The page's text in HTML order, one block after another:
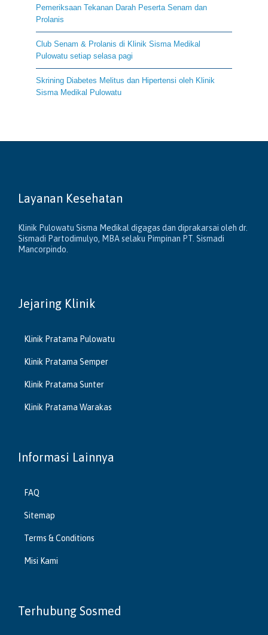
Pemeriksaan Tekanan Darah Peserta Senam dan
Prolanis
Club Senam & Prolanis di Klinik Sisma Medikal
Pulowatu setiap selasa pagi
Skrining Diabetes Melitus dan Hipertensi oleh Klinik
Sisma Medikal Pulowatu
Layanan Kesehatan
Klinik Pulowatu Sisma Medikal digagas dan diprakarsai oleh dr.
Sismadi Partodimulyo, MBA selaku Pimpinan PT. Sismadi
Mancorpindo.
Jejaring Klinik
Klinik Pratama Pulowatu
Klinik Pratama Semper
Klinik Pratama Sunter
Klinik Pratama Warakas
Informasi Lainnya
FAQ
Sitemap
Terms & Conditions
Misi Kami
Terhubung Sosmed